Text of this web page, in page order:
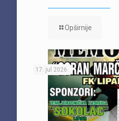
Opširnije
17. jul 2026.